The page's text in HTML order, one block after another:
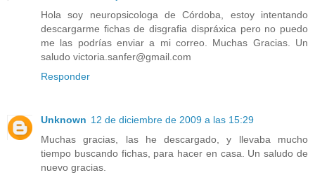
Hola soy neuropsicologa de Córdoba, estoy intentando
descargarme fichas de disgrafia dispráxica pero no puedo
me las podrías enviar a mi correo. Muchas Gracias. Un
saludo victoria.sanfer@gmail.com
Responder
Unknown 12 de diciembre de 2009 a las 15:29
Muchas gracias, las he descargado, y llevaba mucho
tiempo buscando fichas, para hacer en casa. Un saludo de
nuevo gracias.